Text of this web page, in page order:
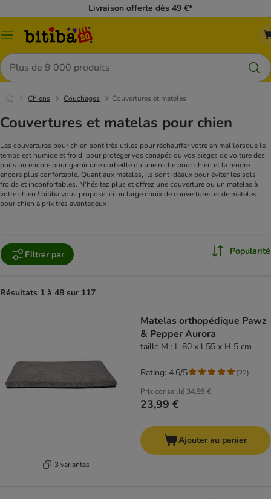
Livraison offerte dès 49 €*
Menu
Rechercher
Chiens Couchages Couvertures et matelas
Couvertures et matelas pour chien
Les couvertures pour chien sont très utiles pour réchauffer votre animal lorsque le
temps est humide et froid, pour protéger vos canapés ou vos sièges de voiture des
poils ou encore pour garnir une corbeille ou une niche pour chien et la rendre
encore plus confortable. Quant aux matelas, ils sont idéaux pour éviter les sols
froids et inconfortables. N'hésitez plus et offrez une couverture ou un matelas à
votre chien ! bitiba vous propose ici un large choix de couvertures et de matelas
pour chien à prix très avantageux !
Filtrer par Popularité
Résultats 1 à 48 sur 117
3 variantes
Matelas orthopédique Pawz
& Pepper Aurora
taille M : L 80 x l 55 x H 5 cm
Prix conseillé 34,99 €
23,99 €
Rating: 4.6/5 (22)
Ajouter au panier